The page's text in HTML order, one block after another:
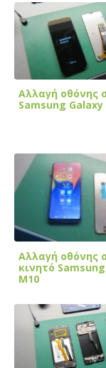
Αλλαγή οθόνης
Samsung Galaxy
Αλλαγή οθόνης
κινητό
M10